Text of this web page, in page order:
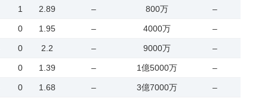
1 2.89 – 800万 –
0 1.95 – 4000万 –
0 2.2 – 9000万 –
0 1.39 – 1億5000万 –
0 1.68 – 3億7000万 –